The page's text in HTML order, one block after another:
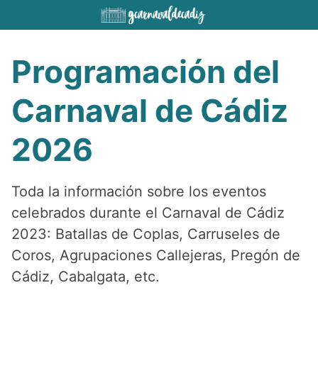
Programación del
Carnaval de Cádiz
2026
Toda la información sobre los eventos
celebrados durante el Carnaval de Cádiz
2023: Batallas de Coplas, Carruseles de
Coros, Agrupaciones Callejeras, Pregón de
Cádiz, Cabalgata, etc.